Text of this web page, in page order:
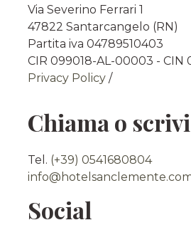
Via Severino Ferrari 1
47822 Santarcangelo (RN)
Partita iva 04789510403
CIR 099018-AL-00003 - CIN
Privacy Policy /
Chiama o scrivi
Tel. (+39) 0541680804
Social